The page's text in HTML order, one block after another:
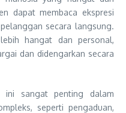
dapat membaca ekspresi
secara langsung.
hangat dan personal,
dan didengarkan secara
ini sangat penting dalam
seperti pengaduan,